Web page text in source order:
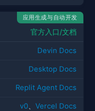
应用生成与自动开发
官方入口/文档
Devin Docs
Desktop Docs
Replit Agent Docs
v0、 Vercel Docs